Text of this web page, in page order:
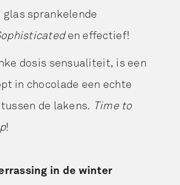
glas sprankelende
en effectief!
dosis sensualiteit, is een
in chocolade een echte
de lakens. Time to
!
in de winter